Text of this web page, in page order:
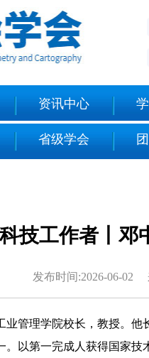
资讯中心
省级学会
技工作者丨邓
发布时间:2026-06-02
管理学院校长，教授。
以第一完成人获得国家